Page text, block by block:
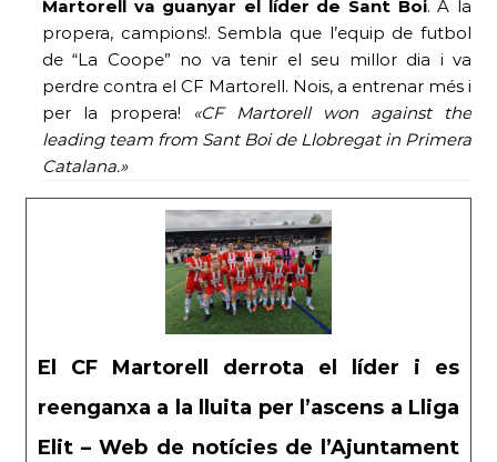
Martorell va guanyar el líder de Sant Boi. A la
propera, campions!. Sembla que l’equip de futbol
de “La Coope” no va tenir el seu millor dia i va
perdre contra el CF Martorell. Nois, a entrenar més i
per la propera! «CF Martorell won against the
leading team from Sant Boi de Llobregat in Primera
Catalana.»
El CF Martorell derrota el líder i es
reenganxa a la lluita per l’ascens a Lliga
Elit – Web de notícies de l’Ajuntament